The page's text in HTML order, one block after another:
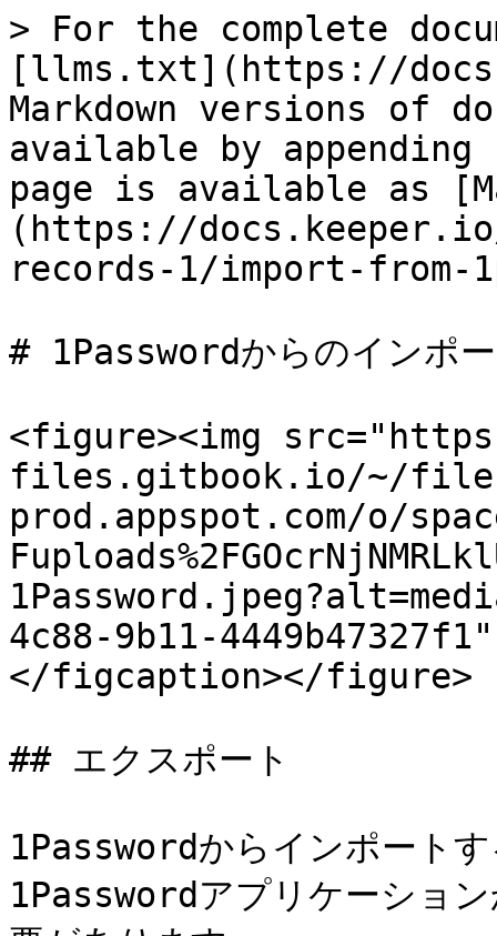
> For the complete
[llms.txt](https://
Markdown versions of
available by
page is available as
(https://
records-1/import-from-
# 1Passwordからのインポ
<figure><img
files.gitbook.io/~/
prod.appspot.com/o/
4c88-9b11-
</figcaption></figure>
## エクスポート
1Passwordからインポート
1Passwordアプリケーショ